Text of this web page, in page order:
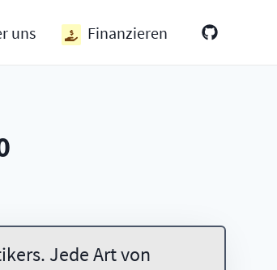
uns Finanzieren
Jede Art von